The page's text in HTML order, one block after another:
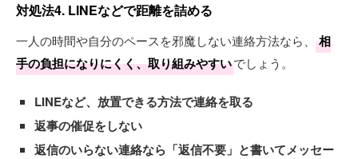
対処法4. LINEなどで距離を詰める
一人の時間や自分のペースを邪魔しない連絡方法なら、
相
手の負担になりにくく、取り組みやすいでしょう。
LINEなど、放置できる方法で連絡を取る
返事の催促をしない
返信のいらない連絡なら「返信不要」と書いてメッセー